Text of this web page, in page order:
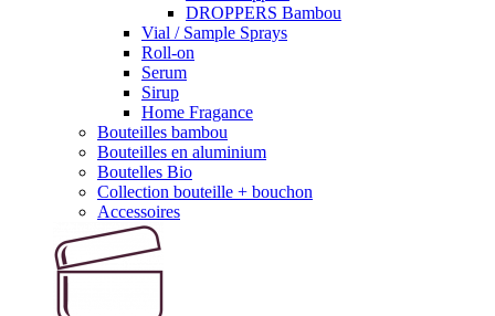
DROPPERS Bambou
Vial / Sample Sprays
Roll-on
Serum
Sirup
Home Fragance
Bouteilles bambou
Bouteilles en aluminium
Boutelles Bio
Collection bouteille + bouchon
Accessoires